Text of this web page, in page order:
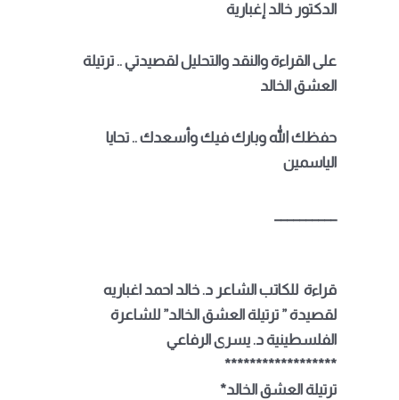
الدكتور خالد إغبارية
على القراءة والنقد والتحليل لقصيدتي .. ترتيلة
العشق الخالد
حفظك الله وبارك فيك وأسعدك .. تحايا
الياسمين
قراءة للكاتب الشاعر د. خالد احمد اغباريه
لقصيدة ” ترتيلة العشق الخالد” للشاعرة
الفلسطينية د. يسرى الرفاعي
******************
ترتيلة العشق الخالد*